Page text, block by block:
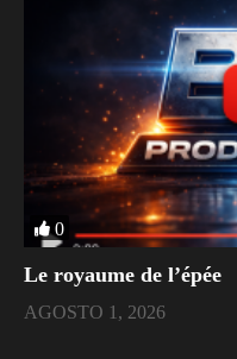
0
Le royaume de l’épée
AGOSTO 1, 2026